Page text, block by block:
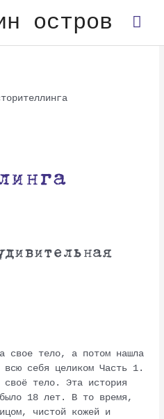
остров
свое тело, а потом нашла
себя целиком Часть 1.
своё тело. Эта история
18 лет. В то время,
чистой кожей и